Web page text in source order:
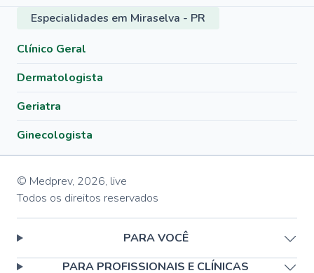
Especialidades em Miraselva - PR
Clínico Geral
Dermatologista
Geriatra
Ginecologista
© Medprev, 2026, live
Todos os direitos reservados
PARA VOCÊ
PARA PROFISSIONAIS E CLÍNICAS